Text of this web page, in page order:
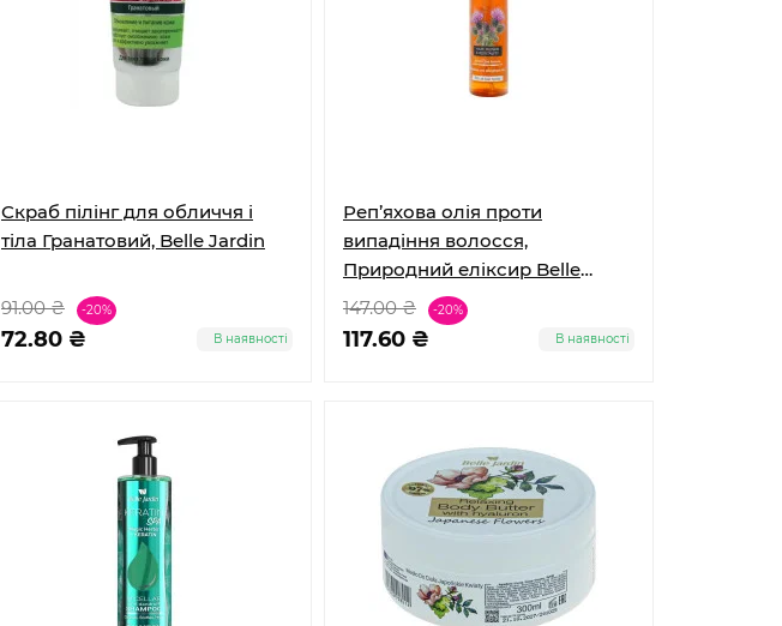
Скраб пілінг для обличчя і
тіла Гранатовий, Belle Jardin
91.00 ₴ -20%
72.80 ₴ В наявності
Реп’яхова олія проти
випадіння волосся,
Природний еліксир Belle
Jardin
147.00 ₴ -20%
117.60 ₴ В наявності